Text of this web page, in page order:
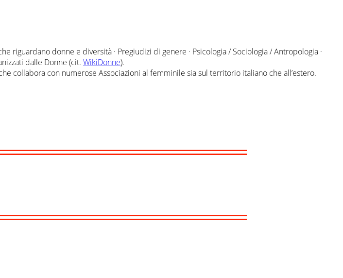
donne e diversità · Pregiudizi di genere · Psicologia / Sociologia / Antropologia ·
dalle Donne (cit. WikiDonne).
collabora con numerose Associazioni al femminile sia sul territorio italiano che all’estero.